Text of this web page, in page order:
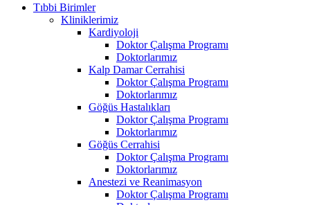
Tıbbi Birimler
Kliniklerimiz
Kardiyoloji
Doktor Çalışma Programı
Doktorlarımız
Kalp Damar Cerrahisi
Doktor Çalışma Programı
Doktorlarımız
Göğüs Hastalıkları
Doktor Çalışma Programı
Doktorlarımız
Göğüs Cerrahisi
Doktor Çalışma Programı
Doktorlarımız
Anestezi ve Reanimasyon
Doktor Çalışma Programı